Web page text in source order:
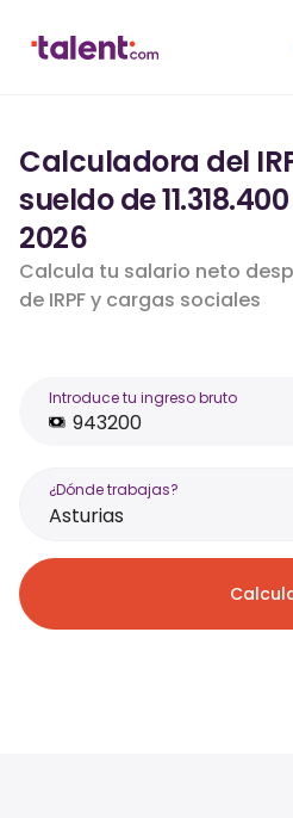
Calculadora del
sueldo de
2026
Calcula tu salario neto
de IRPF y cargas sociales
Introduce tu ingreso bruto
¿Dónde trabajas?
Asturias